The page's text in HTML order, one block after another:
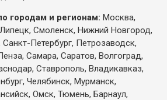
городам и регионам: Москва,
Смоленск, Нижний Новгород,
Петербург, Петрозаводск,
Самара, Саратов, Волгоград,
Ставрополь, Владикавказ,
Челябинск, Мурманск,
Омск, Тюмень, Барнаул,